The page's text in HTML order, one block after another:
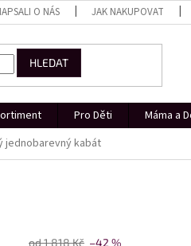
O NÁS JAK NAKUPOVAT
HLEDAT
Pro Děti Máma a
jednobarevný kabát
od 1 818 Kč –42 %